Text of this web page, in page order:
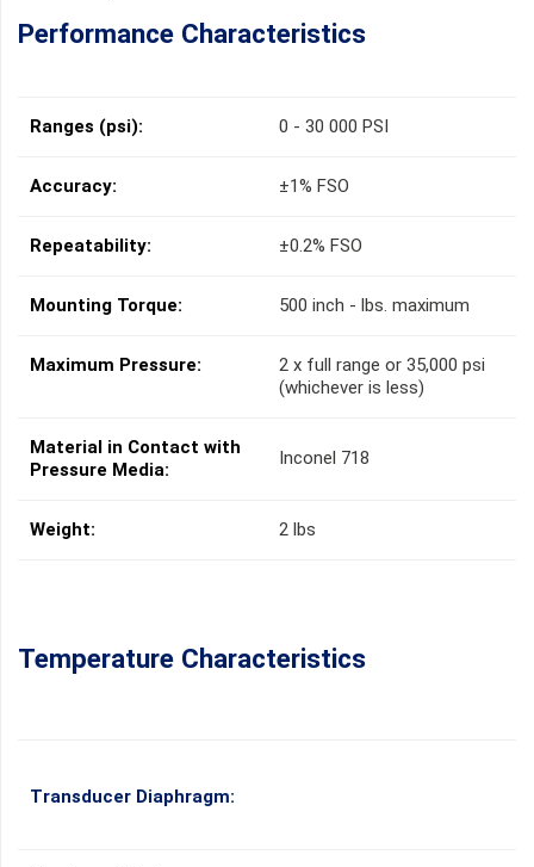
Performance Characteristics
Ranges (psi): 0 - 30 000 PSI
Accuracy: ±1% FSO
Repeatability: ±0.2% FSO
Mounting Torque: 500 inch - lbs. maximum
Maximum Pressure:
2 x full range or 35,000 psi
(whichever is less)
Material in Contact with
Pressure Media:
Inconel 718
Weight: 2 lbs
Temperature Characteristics
Transducer Diaphragm: